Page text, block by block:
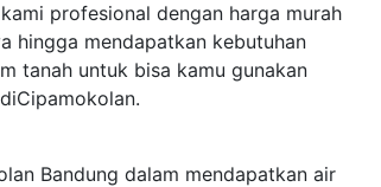
profesional dengan harga murah
hingga mendapatkan kebutuhan
tanah untuk bisa kamu gunakan
Bandung dalam mendapatkan air